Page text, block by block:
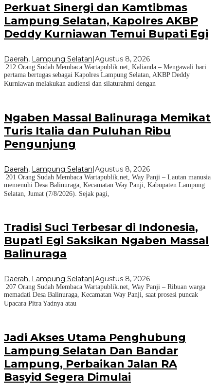
Perkuat Sinergi dan Kamtibmas
Lampung Selatan, Kapolres AKBP
Deddy Kurniawan Temui Bupati Egi
Daerah, Lampung Selatan Agustus 8, 2026
212 Orang Sudah Membaca Wartapublik.net, Kalianda – Mengawali hari
pertama bertugas sebagai Kapolres Lampung Selatan, AKBP Deddy
Kurniawan melakukan audiensi dan silaturahmi dengan
Ngaben Massal Balinuraga Memikat
Turis Italia dan Puluhan Ribu
Pengunjung
Daerah, Lampung Selatan|Agustus 8, 2026
201 Orang Sudah Membaca Wartapublik.net, Way Panji – Lautan manusia
memenuhi Desa Balinuraga, Kecamatan Way Panji, Kabupaten Lampung
Selatan, Jumat (7/8/2026). Sejak pagi,
Tradisi Suci Terbesar di Indonesia,
Bupati Egi Saksikan Ngaben Massal
Balinuraga
Daerah, Lampung Selatan Agustus 8, 2026
207 Orang Sudah Membaca Wartapublik.net, Way Panji – Ribuan warga
memadati Desa Balinuraga, Kecamatan Way Panji, saat prosesi puncak
Upacara Pitra Yadnya atau
Jadi Akses Utama Penghubung
Lampung Selatan Dan Bandar
Lampung, Perbaikan Jalan RA
Basyid Segera Dimulai